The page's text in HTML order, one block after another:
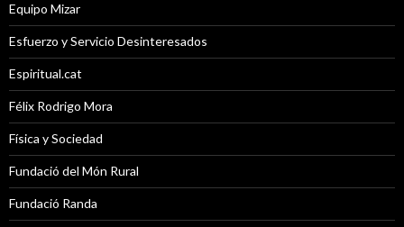
Equipo Mizar
Esfuerzo y Servicio Desinteresados
Espiritual.cat
Félix Rodrigo Mora
Física y Sociedad
Fundació del Món Rural
Fundació Randa